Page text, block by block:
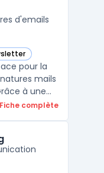
de
d'emails
pour la
mails
à une
permet de
de
Fiche complète